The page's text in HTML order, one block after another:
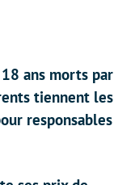
ans morts par
tiennent les
responsables